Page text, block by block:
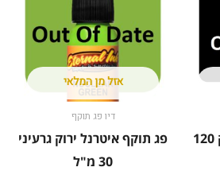
פג תוקף טריפל בלאק 120
אזל מן המלאי
דיו פג תוקף
פג תוקף איטרנל ירוק גרעיני
30 מ"ל